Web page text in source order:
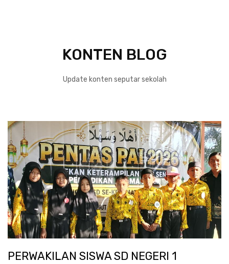
KONTEN BLOG
Update konten seputar sekolah
PERWAKILAN SISWA SD NEGERI 1